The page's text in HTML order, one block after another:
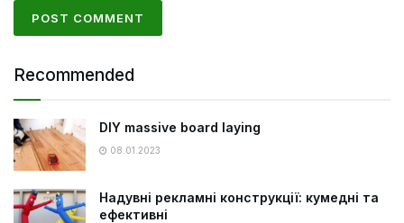
Recommended
DIY massive board laying
08.01.2023
Надувні рекламні конструкції: кумедні та
ефективні